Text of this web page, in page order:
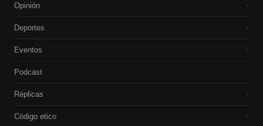
Opinión ›
Deportes ›
Eventos ›
Podcast ›
Réplicas ›
Código etico ›